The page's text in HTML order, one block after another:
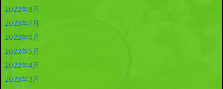
2022年8月
2022年7月
2022年6月
2022年5月
2022年4月
2022年3月